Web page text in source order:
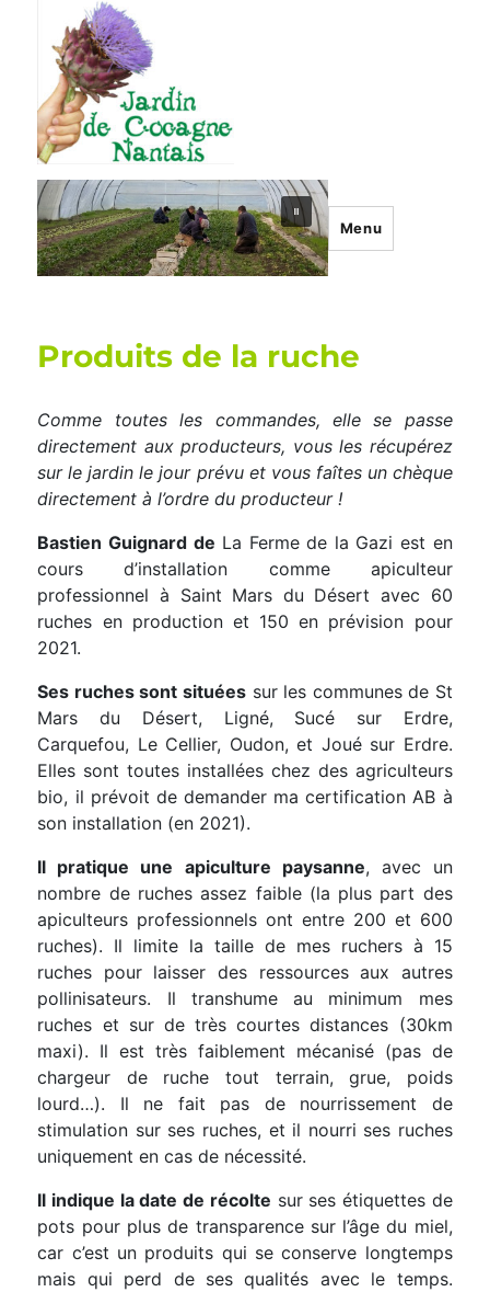
Menu
Produits de la ruche
Comme toutes les commandes, elle se passe
directement aux producteurs, vous les récupérez
sur le jardin le jour prévu et vous faîtes un chèque
directement à l’ordre du producteur !
Bastien Guignard de La Ferme de la Gazi est en
cours d’installation comme apiculteur
professionnel à Saint Mars du Désert avec 60
ruches en production et 150 en prévision pour
2021.
Ses ruches sont situées sur les communes de St
Mars du Désert, Ligné, Sucé sur Erdre,
Carquefou, Le Cellier, Oudon, et Joué sur Erdre.
Elles sont toutes installées chez des agriculteurs
bio, il prévoit de demander ma certification AB à
son installation (en 2021).
Il pratique une apiculture paysanne, avec un
nombre de ruches assez faible (la plus part des
apiculteurs professionnels ont entre 200 et 600
ruches). Il limite la taille de mes ruchers à 15
ruches pour laisser des ressources aux autres
pollinisateurs. Il transhume au minimum mes
ruches et sur de très courtes distances (30km
maxi). Il est très faiblement mécanisé (pas de
chargeur de ruche tout terrain, grue, poids
lourd…). Il ne fait pas de nourrissement de
stimulation sur ses ruches, et il nourri ses ruches
uniquement en cas de nécessité.
Il indique la date de récolte sur ses étiquettes de
pots pour plus de transparence sur l’âge du miel,
car c’est un produits qui se conserve longtemps
mais qui perd de ses qualités avec le temps.